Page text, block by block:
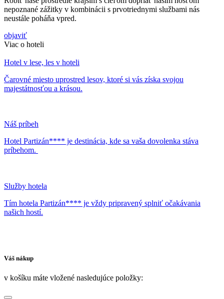
nepoznané zážitky v kombinácii s prvotriednymi službami nás
neustále poháňa vpred.
objaviť
Viac o hoteli
Hotel v lese, les v hoteli
Čarovné miesto uprostred lesov, ktoré si vás získa svojou
majestátnosťou a krásou.
Náš príbeh
Hotel Partizán**** je destinácia, kde sa vaša dovolenka stáva
príbehom.
Služby hotela
Tím hotela Partizán**** je vždy pripravený splniť očakávania
našich hostí.
Váš nákup
v košíku máte vložené nasledujúce položky: